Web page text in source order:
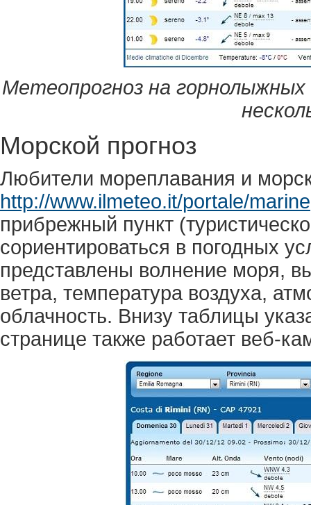
Метеопрогноз на
Морской прогноз
Любители мореплавания и
http://www.ilmeteo.it/portale/marine
прибрежный пункт
сориентироваться в погодных
представлены волнение моря,
ветра, температура воздуха,
облачность. Внизу таблицы
странице также работает веб-